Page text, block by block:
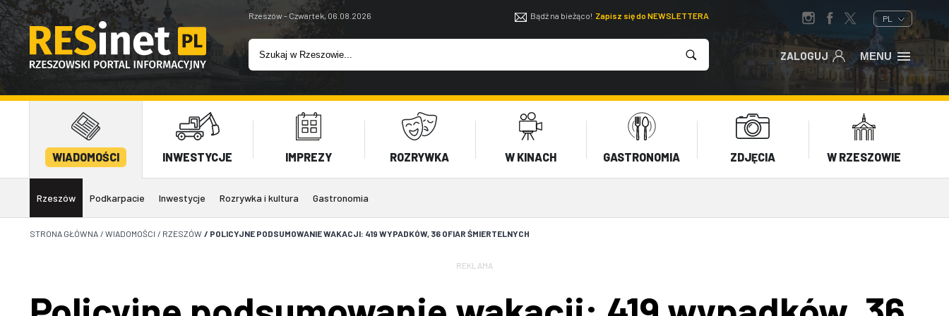
Rzeszów - Czwartek, 06.08.2026 Bądź na bieżąco! Zapisz się do NEWSLETTERA PL
ZALOGUJ MENU
WIADOMOŚCI INWESTYCJE IMPREZY ROZRYWKA W KINACH GASTRONOMIA ZDJĘCIA W RZESZOWIE
Rzeszów Podkarpacie Inwestycje Rozrywka i kultura Gastronomia
STRONA GŁÓWNA / WIADOMOŚCI / RZESZÓW / POLICYJNE PODSUMOWANIE WAKACJI: 419 WYPADKÓW, 36 OFIAR ŚMIERTELNYCH
REKLAMA